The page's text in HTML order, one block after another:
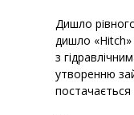
Дишло
дишло
з
утворенню